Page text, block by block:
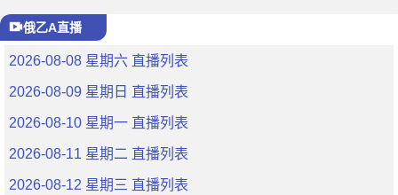
俄乙A直播
2026-08-08 星期六 直播列表
2026-08-09 星期日 直播列表
2026-08-10 星期一 直播列表
2026-08-11 星期二 直播列表
2026-08-12 星期三 直播列表